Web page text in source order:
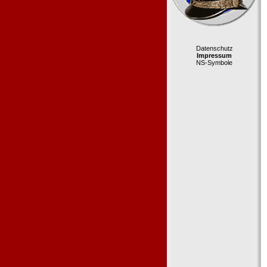
Datenschutz
Impressum
NS-Symbole